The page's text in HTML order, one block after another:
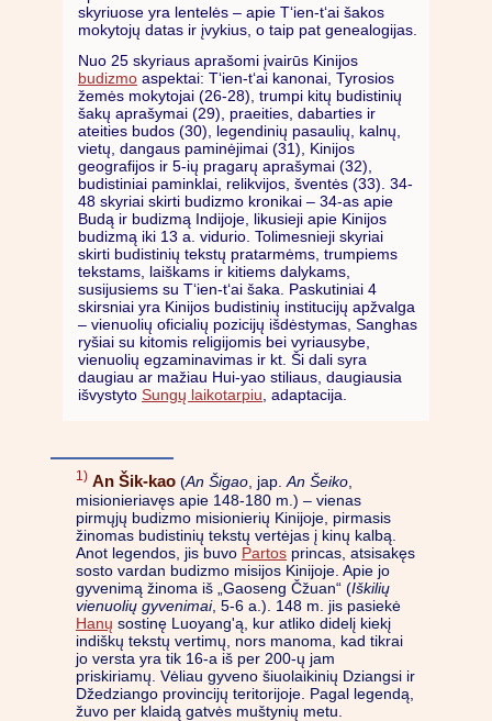
skyriuose yra lentelės – apie T‘ien-t‘ai šakos
mokytojų datas ir įvykius, o taip pat genealogijas.
Nuo 25 skyriaus aprašomi įvairūs Kinijos
budizmo aspektai: T‘ien-t‘ai kanonai, Tyrosios
žemės mokytojai (26-28), trumpi kitų budistinių
šakų aprašymai (29), praeities, dabarties ir
ateities budos (30), legendinių pasaulių, kalnų,
vietų, dangaus paminėjimai (31), Kinijos
geografijos ir 5-ių pragarų aprašymai (32),
budistiniai paminklai, relikvijos, šventės (33). 34-
48 skyriai skirti budizmo kronikai – 34-as apie
Budą ir budizmą Indijoje, likusieji apie Kinijos
budizmą iki 13 a. vidurio. Tolimesnieji skyriai
skirti budistinių tekstų pratarmėms, trumpiems
tekstams, laiškams ir kitiems dalykams,
susijusiems su T‘ien-t‘ai šaka. Paskutiniai 4
skirsniai yra Kinijos budistinių institucijų apžvalga
– vienuolių oficialių pozicijų išdėstymas, Sanghas
ryšiai su kitomis religijomis bei vyriausybe,
vienuolių egzaminavimas ir kt. Ši dali syra
daugiau ar mažiau Hui-yao stiliaus, daugiausia
išvystyto Sungų laikotarpiu, adaptacija.
1) An Šik-kao (An Šigao , jap. An Šeiko
misionieriavęs apie 148-180 m.) – vienas
pirmųjų budizmo misionierių Kinijoje, pirmasis
žinomas budistinių tekstų vertėjas į kinų kalbą.
Anot legendos, jis buvo Partos princas, atsisakęs
sosto vardan budizmo misijos Kinijoje. Apie jo
gyvenimą žinoma iš „Gaoseng Čžuan“ (Iškilių
vienuolių gyvenimai, 5-6 a.). 148 m. jis pasiekė
Hanų sostinę Luoyang'ą, kur atliko didelį kiekį
indiškų tekstų vertimų, nors manoma, kad tikrai
jo versta yra tik 16-a iš per 200-ų jam
priskiriamų. Vėliau gyveno šiuolaikinių Dziangsi ir
Džedziango provincijų teritorijoje. Pagal legendą,
žuvo per klaidą gatvės muštynių metu.